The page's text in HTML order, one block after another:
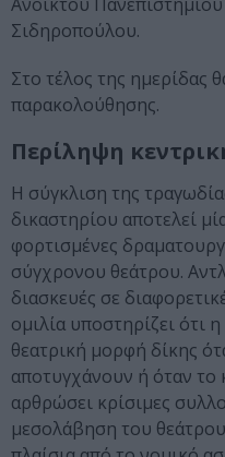
Σιδηροπούλου.
Στο τέλος της ημερίδας
παρακολούθησης.
Περίληψη
Η σύγκλιση της
δικαστηρίου αποτελεί
φορτισμένες
σύγχρονου θεάτρου.
διασκευές σε
ομιλία υποστηρίζει ότι
θεατρική μορφή δίκης
αποτυγχάνουν ή όταν το
αρθρώσει κρίσιμες
μεσολάβηση του